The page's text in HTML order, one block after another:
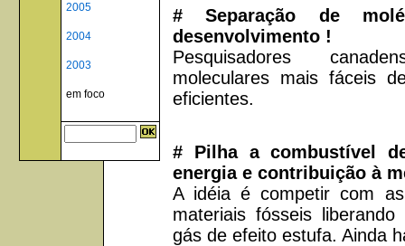
2005
2004
2003
em foco
# Separação de
desenvolvimento !
Pesquisadores
moleculares mais fáceis
eficientes.
# Pilha a combustível
energia e contribuição à
A idéia é competir com
materiais fósseis
gás de efeito estufa. Ainda